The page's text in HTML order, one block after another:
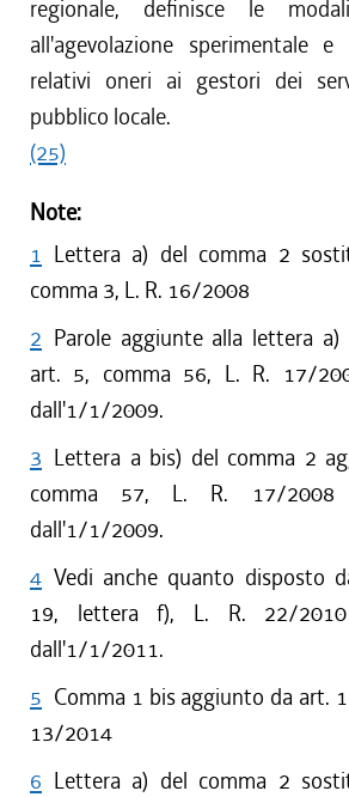
regionale, definisce le
all'agevolazione sperimentale
relativi oneri ai gestori dei
pubblico locale.
(25)
Note:
1 Lettera a) del comma 2
comma 3, L. R. 16/2008
2 Parole aggiunte alla lettera
art. 5, comma 56, L. R. 17/
dall'1/1/2009.
3 Lettera a bis) del comma 2
comma 57, L. R. 17/
dall'1/1/2009.
4 Vedi anche quanto disposto
19, lettera f), L. R. 22/
dall'1/1/2011.
5 Comma 1 bis aggiunto da art.
13/2014
6 Lettera a) del comma 2